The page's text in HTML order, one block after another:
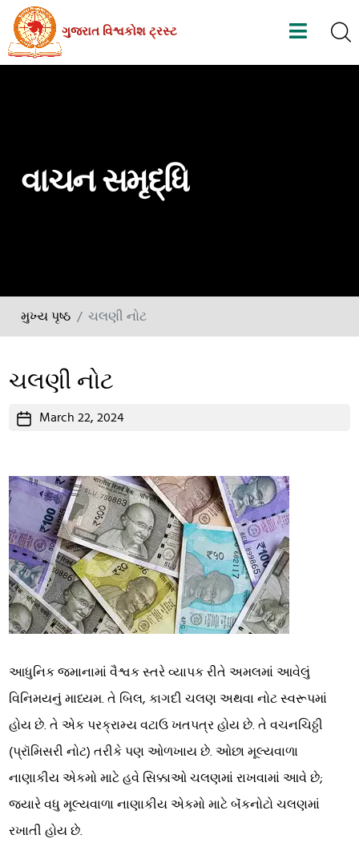
Skip
the
ગુજરાત વિશ્વકોશ ટ્રસ્ટ
વાચન સમૃદ્ધિ
મુખ્ય પૃષ્ઠ ચલણી નોટ
ચલણી નોટ
PostMarch 22, 2024
આધુનિક જમાનામાં વૈશ્વક સ્તરે વ્યાપક રીતે અમલમાં આવેલું
વિનિમયનું માધ્યમ. તે બિલ, કાગદી ચલણ અથવા નોટ સ્વરૂપમાં
હોય છે. તે એક પરક્રામ્ય વટાઉ ખતપત્ર હોય છે. તે વચનચિઠ્ઠી
(પ્રૉમિસરી નોટ) તરીકે પણ ઓળખાય છે. ઓછા મૂલ્યવાળા
નાણાકીય એકમો માટે હવે સિક્કાઓ ચલણમાં રાખવામાં આવે છે;
જ્યારે વધુ મૂલ્યવાળા નાણાકીય એકમો માટે બૅંકનોટો ચલણમાં
રખાતી હોય છે.